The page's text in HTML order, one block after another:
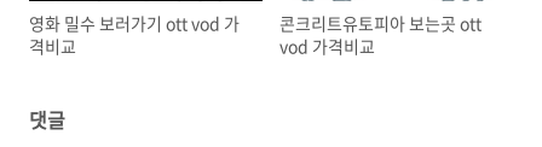
영화 밀수 보러가기 ott vod 가
격비교
콘크리트유토피아 보는곳 ott
vod 가격비교
댓글